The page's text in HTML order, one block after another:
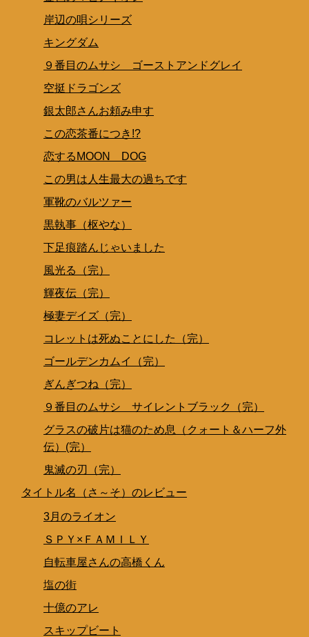
岸辺の唄シリーズ
キングダム
９番目のムサシ ゴーストアンドグレイ
空挺ドラゴンズ
銀太郎さんお頼み申す
この恋茶番につき!?
恋するMOON DOG
この男は人生最大の過ちです
軍靴のバルツァー
黒執事（枢やな）
下足痕踏んじゃいました
風光る（完）
輝夜伝（完）
極妻デイズ（完）
コレットは死ぬことにした（完）
ゴールデンカムイ（完）
ぎんぎつね（完）
９番目のムサシ サイレントブラック（完）
グラスの破片は猫のため息（クォート＆ハーフ外
伝）(完）
鬼滅の刃（完）
タイトル名（さ～そ）のレビュー
3月のライオン
ＳＰＹ×ＦＡＭＩＬＹ
自転車屋さんの高橋くん
塩の街
十億のアレ
スキップビート